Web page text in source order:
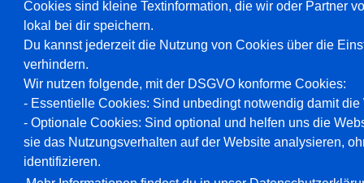
Cookies sind kleine Textinformation, die wir oder Partner
lokal bei dir speichern.
Du kannst jederzeit die Nutzung von Cookies über die
verhindern.
Wir nutzen folgende, mit der DSGVO konforme Cookies:
- Essentielle Cookies: Sind unbedingt notwendig damit
- Optionale Cookies: Sind optional und helfen uns die
sie das Nutzungsverhalten auf der Website analysieren,
identifizieren.